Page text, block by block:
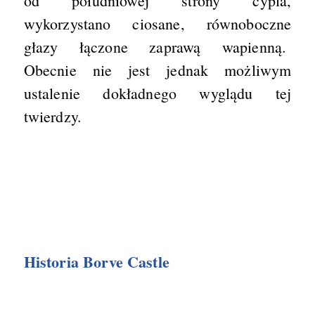
wykorzystano ciosane, równoboczne
głazy łączone zaprawą wapienną.
Obecnie nie jest jednak możliwym
ustalenie dokładnego wyglądu tej
twierdzy.
Historia Borve Castle